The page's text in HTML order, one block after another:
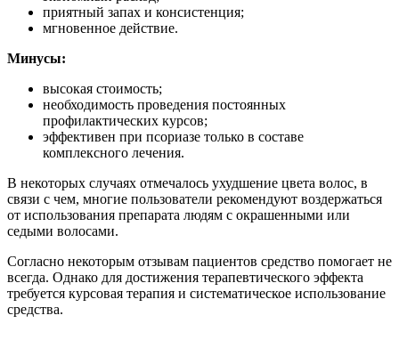
приятный запах и консистенция;
мгновенное действие.
Минусы:
высокая стоимость;
необходимость проведения постоянных
профилактических курсов;
эффективен при псориазе только в составе
комплексного лечения.
В некоторых случаях отмечалось ухудшение цвета волос, в
связи с чем, многие пользователи рекомендуют воздержаться
от использования препарата людям с окрашенными или
седыми волосами.
Согласно некоторым отзывам пациентов средство помогает не
всегда. Однако для достижения терапевтического эффекта
требуется курсовая терапия и систематическое использование
средства.